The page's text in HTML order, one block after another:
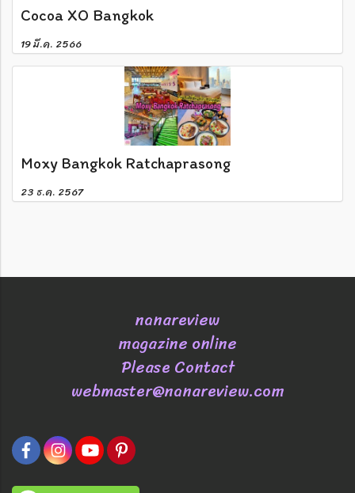
Cocoa XO Bangkok
19 มี.ค. 2566
Moxy Bangkok Ratchaprasong
23 ธ.ค. 2567
nanareview
magazine online
Please Contact
webmaster@nanareview.com